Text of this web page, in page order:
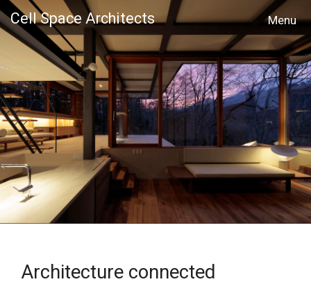
Cell Space Architects
MENU
Architecture connected